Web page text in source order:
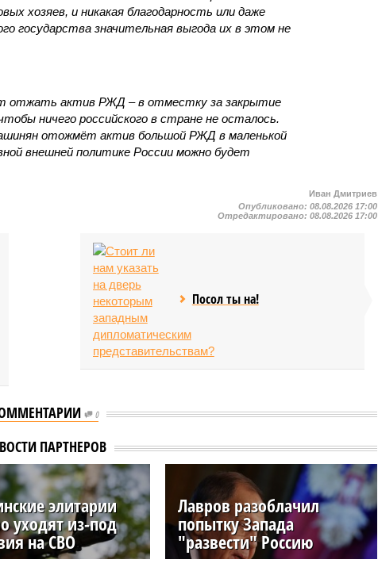
хозяев, и никакая благодарность или даже
государства значительная выгода их в этом не
отжать актив РЖД – в отместку за закрытие
ничего российского в стране не осталось.
отожмёт актив большой РЖД в маленькой
внешней политике России можно будет
Иван Дмитриев
Опубликовано:08.08.2026 17:00
Отредактировано:08.08.2026 17:00
Посол ты на!
0
ПАРТНЕРОВ
элитарии
уходят из-под
на СВО
Лавров разоблачил
попытку Запада
"развести" Россию